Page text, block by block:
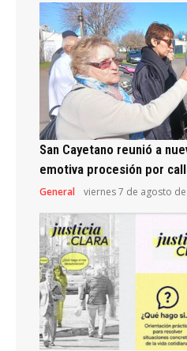
San Cayetano reunió a
emotiva procesión por
General viernes 7 de agosto